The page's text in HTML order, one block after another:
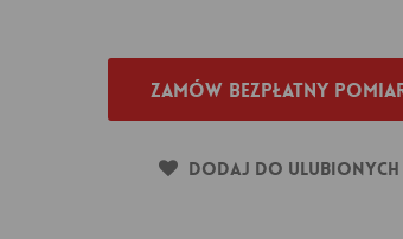
Zamów bezpłatny
Dodaj do ulubionych